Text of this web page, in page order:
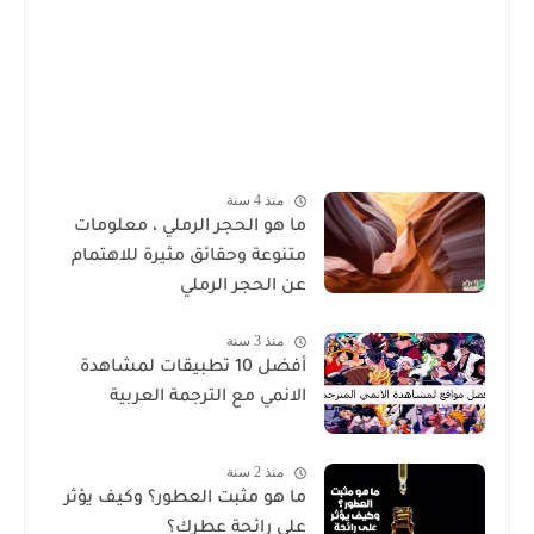
منذ 4 سنة
ما هو الحجر الرملي ، معلومات
متنوعة وحقائق مثيرة للاهتمام
عن الحجر الرملي
منذ 3 سنة
أفضل 10 تطبيقات لمشاهدة
الانمي مع الترجمة العربية
منذ 2 سنة
ما هو مثبت العطور؟ وكيف يؤثر
على رائحة عطرك؟